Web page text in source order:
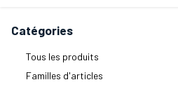
Catégories
Tous les produits
Familles d'articles